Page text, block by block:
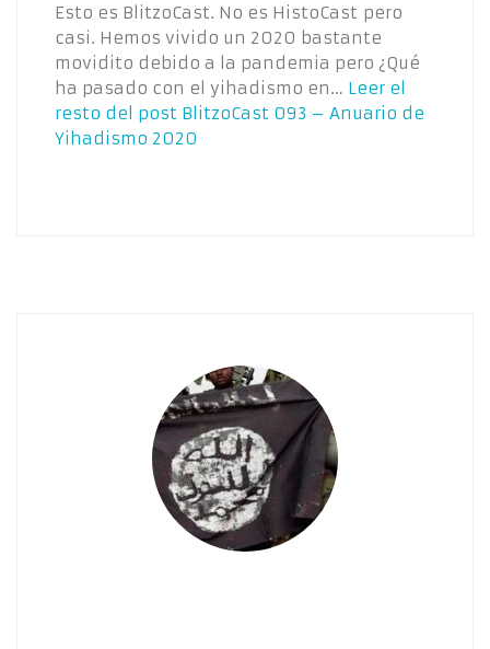
Esto es BlitzoCast. No es HistoCast pero
casi. Hemos vivido un 2020 bastante
movidito debido a la pandemia pero ¿Qué
ha pasado con el yihadismo en… Leer el
resto del post BlitzoCast 093 – Anuario de
Yihadismo 2020